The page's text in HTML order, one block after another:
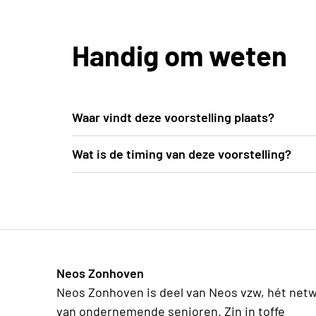
Handig om weten
Waar vindt deze voorstelling plaats?
De voorstelling gaat door in
Opgelet: Het gaat om een
naar de binnenkoer vanaf de parking duurt
Wat is de timing van deze voorstelling?
Neos Zonhoven
Neos Zonhoven is deel van Neos vzw, hét
van ondernemende senioren. Zin in toffe